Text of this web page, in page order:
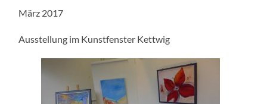
März 2017
Ausstellung im Kunstfenster Kettwig